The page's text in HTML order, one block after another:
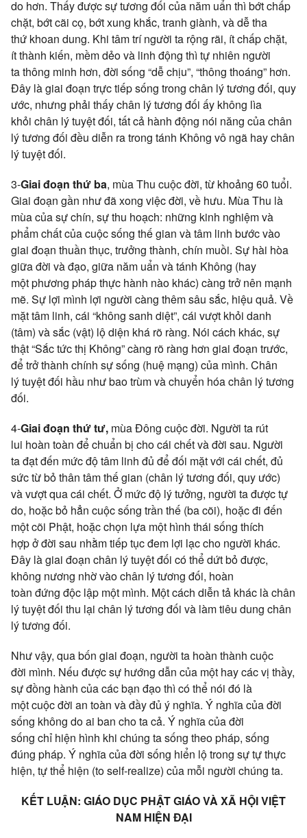
do hơn. Thấy được sựtương đối của năm uẩn thì bớtchấp
chặt, bớt cãi cọ, bớtxung khắc, tranh giành, và dễtha
thứ khoan dung. Khi tâm tríngười ta rộng rãi, ítchấp chặt,
ítthành kiến, mềm dẻovà linh động thì tự nhiên người
tathông minh hơn, đời sống “dễ chịu”, “thông thoáng” hơn.
Đây là giai đoạn trực tiếp sống trong chân lý tương đối, quy
ước, nhưng phải thấychân lý tương đối ấy không lìa
khỏi chân lýtuyệt đối, tất cả hành động nói năng củachân
lý tương đối đều diễn ra trong tánh Không vô ngã haychân
lýtuyệt đối.
3-Giai đoạn thứ ba, mùa Thu cuộc đời, từ khoảng 60 tuổi.
Giai đoạn gần như đã xong việc đời, về hưu. Mùa Thu là
mùa của sự chín, sự thu hoạch: những kinh nghiệmvà
phẩm chất của cuộc sống thế gian vàtâm linh bước vào
giai đoạn thuần thục, trưởng thành, chín muồi. Sự hài hòa
giữa đời và đạo, giữa năm uẩn vàtánh Không (hay
mộtphương phápthực hành nào khác) càng trở nên mạnh
mẽ. Sự lợi mình lợi người càng thêm sâu sắc, hiệu quả. Về
mặttâm linh, cái “không sanh diệt”, cái vượt khỏi danh
(tâm) và sắc (vật) lộ diện khá rõ ràng. Nói cách khác, sự
thật“Sắc tức thị Không” càng rõ ràng hơn giai đoạn trước,
đểtrở thành chính sự sống (huệ mạng) của mình. Chân
lýtuyệt đối hầu như bao trùm vàchuyển hóachân lý tương
đối.
4-Giai đoạn thứ tư, mùa Đông cuộc đời. Người ta rút
lui hoàn toàn để chuẩn bị cho cái chết vàđời sau. Người
tađạt đến mức độtâm linh đủ để đối mặt với cái chết, đủ
sứctừ bỏthân tâmthế gian (chân lý tương đối, quy ước)
vàvượt quacái chết. Ở mức độ lý tưởng, người ta đượctự
do, hoặc bỏ hẳn cuộc sống trần thế (ba cõi), hoặc đi đến
mộtcõi Phật, hoặc chọn lựa một hình thái sống thích
hợpởđời sau nhằmtiếp tụcđem lợi lạccho người khác.
Đây là giai đoạn chân lýtuyệt đối có thể dứt bỏ được,
không nương nhờvàochân lý tương đối, hoàn
toàn đứng độc lập một mình. Một cách diễn tả khác làchân
lýtuyệt đối thu lại chân lý tương đối và làm tiêu dung chân
lý tương đối.
Như vậy, qua bốn giai đoạn, người ta hoàn thành cuộc
đời mình. Nếu được sự hướng dẫn của một hay các vị thầy,
sựđồng hành của cácbạn đạothì có thể nói đó là
mộtcuộc đời an toàn và đầy đủ ý nghĩa. Ý nghĩacủađời
sống không do ai ban chota cả. Ý nghĩacủađời
sống chỉ hiện hình khi chúng tasống theo pháp, sống
đúng pháp. Ý nghĩacủađời sống hiển lộtrong sự tựthực
hiện, tựthể hiện (to self-realize) của mỗi người chúng ta.
KẾT LUẬN: GIÁO DỤC PHẬT GIÁO VÀ XÃ HỘI VIỆT
NAM HIỆN ĐẠI